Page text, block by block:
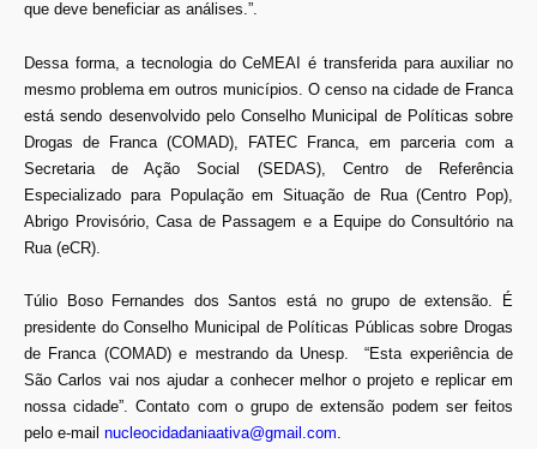
que deve beneficiar as análises.”.
Dessa forma, a tecnologia do CeMEAI é transferida para auxiliar no
mesmo problema em outros municípios. O censo na cidade de Franca
está sendo desenvolvido pelo Conselho Municipal de Políticas sobre
Drogas de Franca (COMAD), FATEC Franca, em parceria com a
Secretaria de Ação Social (SEDAS), Centro de Referência
Especializado para População em Situação de Rua (Centro Pop),
Abrigo Provisório, Casa de Passagem e a Equipe do Consultório na
Rua (eCR).
Túlio Boso Fernandes dos Santos está no grupo de extensão. É
presidente do Conselho Municipal de Políticas Públicas sobre Drogas
de Franca (COMAD) e mestrando da Unesp. “Esta experiência de
São Carlos vai nos ajudar a conhecer melhor o projeto e replicar em
nossa cidade”. Contato com o grupo de extensão podem ser feitos
pelo e-mail nucleocidadaniaativa@gmail.com.